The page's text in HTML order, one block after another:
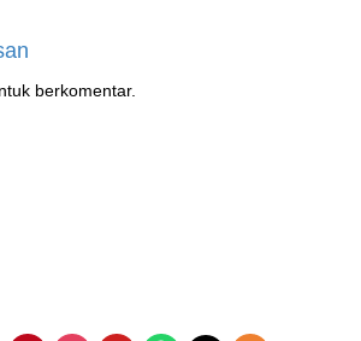
berkomentar.